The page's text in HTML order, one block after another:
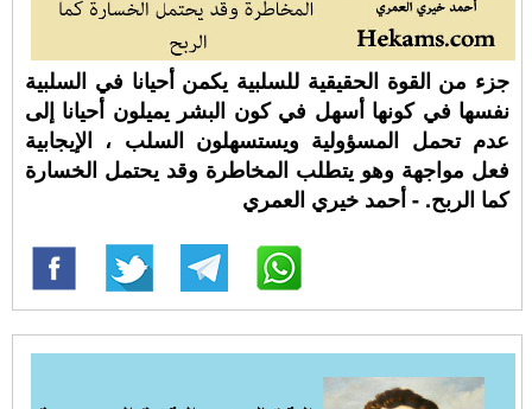
جزء من القوة الحقيقية للسلبية يكمن أحيانا في السلبية
نفسها في كونها أسهل في كون البشر يميلون أحيانا إلى
عدم تحمل المسؤولية ويستسهلون السلب ، الإيجابية
فعل مواجهة وهو يتطلب المخاطرة وقد يحتمل الخسارة
كما الربح. - أحمد خيري العمري